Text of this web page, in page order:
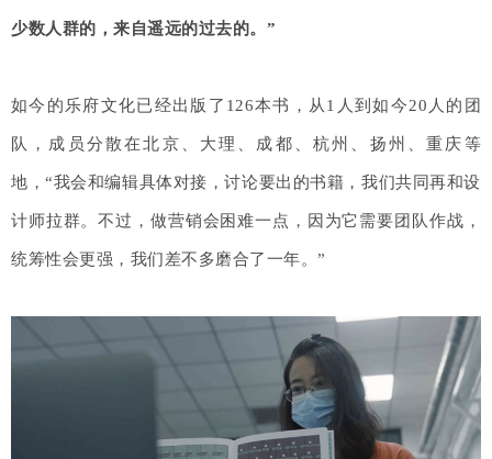
少数人群的，来自遥远的过去的。”
如今的乐府文化已经出版了126本书，从1人到如今20人的团
队，成员分散在北京、大理、成都、杭州、扬州、重庆等
地，“我会和编辑具体对接，讨论要出的书籍，我们共同再和设
计师拉群。不过，做营销会困难一点，因为它需要团队作战，
统筹性会更强，我们差不多磨合了一年。”